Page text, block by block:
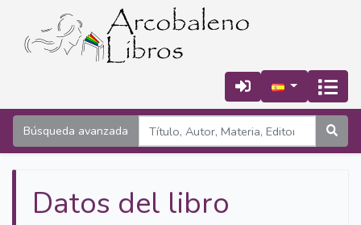
Búsqueda avanzada
Datos del libro